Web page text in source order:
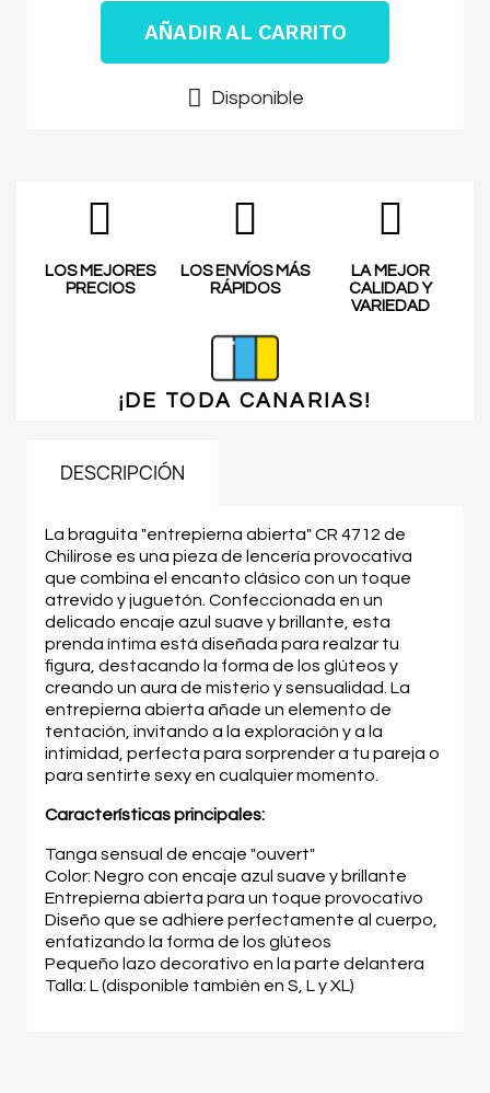
AÑADIR AL CARRITO
Disponible
LOS MEJORES
PRECIOS
LOS ENVÍOS MÁS
RÁPIDOS
LA MEJOR
CALIDAD Y
VARIEDAD
¡DE TODA CANARIAS!
DESCRIPCIÓN
La braguita "entrepierna abierta" CR 4712 de
Chilirose es una pieza de lencería provocativa
que combina el encanto clásico con un toque
atrevido y juguetón. Confeccionada en un
delicado encaje azul suave y brillante, esta
prenda íntima está diseñada para realzar tu
figura, destacando la forma de los glúteos y
creando un aura de misterio y sensualidad. La
entrepierna abierta añade un elemento de
tentación, invitando a la exploración y a la
intimidad, perfecta para sorprender a tu pareja o
para sentirte sexy en cualquier momento.
Características principales:
Tanga sensual de encaje "ouvert"
Color: Negro con encaje azul suave y brillante
Entrepierna abierta para un toque provocativo
Diseño que se adhiere perfectamente al cuerpo,
enfatizando la forma de los glúteos
Pequeño lazo decorativo en la parte delantera
Talla: L (disponible también en S, L y XL)